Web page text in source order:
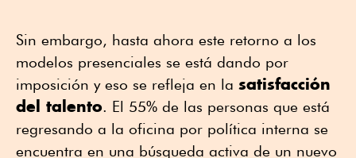
Sin embargo, hasta ahora este retorno a los
modelos presenciales se está dando por
imposición y eso se refleja en la satisfacción
del talento. El 55% de las personas que está
regresando a la oficina por política interna se
encuentra en una búsqueda activa de un nuevo